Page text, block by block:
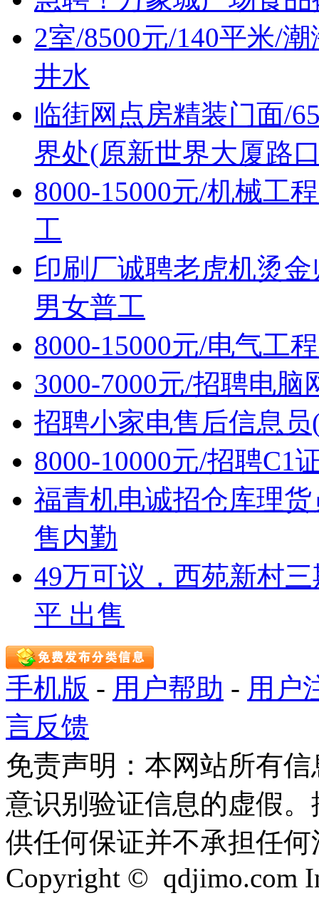
2室/8500元/140平米/
井水
临街网点房精装门面/
界处(原新世界大厦路
8000-15000元/机械工
工
印刷厂诚聘老虎机烫
男女普工
8000-15000元/电气工
3000-7000元/招聘电脑
招聘小家电售后信息
8000-10000元/招聘C1
福青机电诚招仓库理
售内勤
49万可议，西苑新村
平 出售
手机版 - 用户帮助 - 用户
言反馈
免责声明：本网站所有
意识别验证信息的虚假
供任何保证并不承担任
Copyright © qdjimo.com